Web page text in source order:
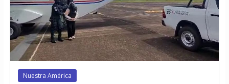
Nuestra América